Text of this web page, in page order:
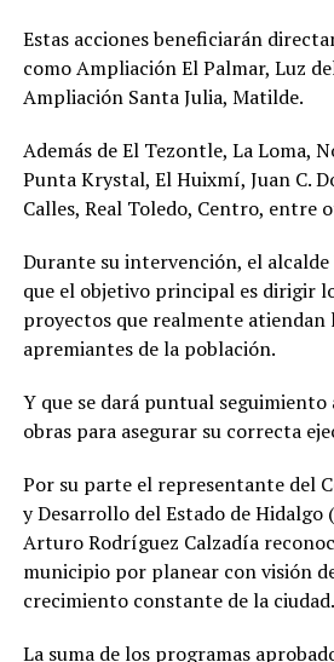
Estas acciones beneficiarán
como Ampliación El Palmar, Luz
Ampliación Santa Julia, Matilde.
Además de El Tezontle, La Loma,
Punta Krystal, El Huixmí, Juan C.
Calles, Real Toledo, Centro, entre
Durante su intervención, el alcalde
que el objetivo principal es dirigir
proyectos que realmente atiendan
apremiantes de la población.
Y que se dará puntual seguimiento
obras para asegurar su correcta
Por su parte el representante del
y Desarrollo del Estado de Hidalgo
Arturo Rodríguez Calzadía
municipio por planear con visión
crecimiento constante de la ciudad.
La suma de los programas